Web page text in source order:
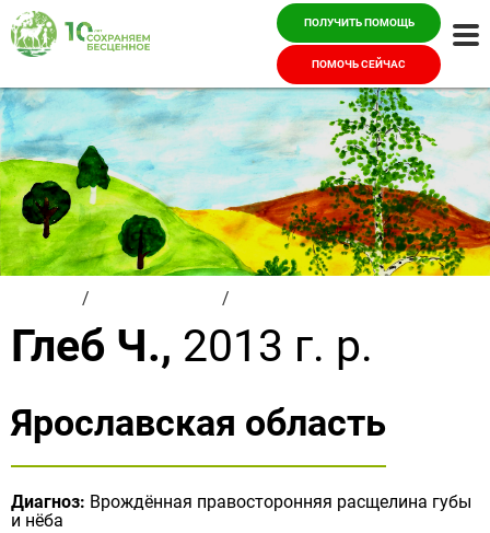
ПОЛУЧИТЬ ПОМОЩЬ
ПОМОЧЬ СЕЙЧАС
/ /
Глеб Ч., 2013 г. р.
Ярославская область
Диагноз: Врождённая правосторонняя расщелина губы
и нёба